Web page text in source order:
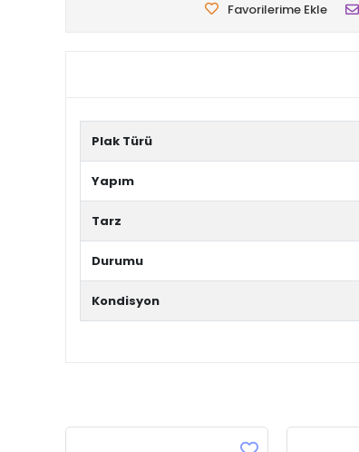
Favorilerime Ekle
Plak Türü
Yapım
Tarz
Durumu
Kondisyon